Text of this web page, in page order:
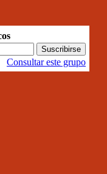
Consultar este grupo